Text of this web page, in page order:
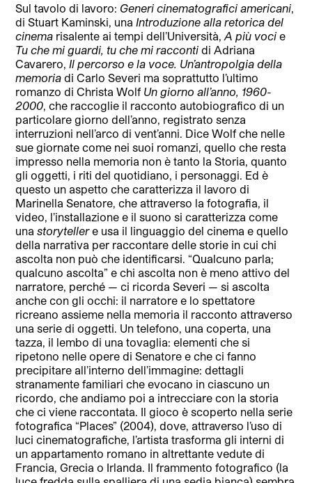
Sul tavolo di lavoro: Generi cinematografici americani
di Stuart Kaminski, una Introduzione alla retorica del
cinema risalente ai tempi dell’Università,A più vocie
Tu che mi guardi, tu che mi racconti di Adriana
Cavarero, Il percorso e la voce. Un’antropolgia della
memoriadi Carlo Severi ma soprattutto l’ultimo
romanzo di Christa Wolf Un giorno all’anno, 1960-
2000 , che raccoglie il racconto autobiografico di un
particolare giorno dell’anno, registrato senza
interruzioni nell’arco di vent’anni. Dice Wolf che nelle
sue giornate come nei suoi romanzi, quello che resta
impresso nella memoria non è tanto la Storia, quanto
gli oggetti, i riti del quotidiano, i personaggi. Ed è
questo un aspetto che caratterizza il lavoro di
Marinella Senatore, che attraverso la fotografia, il
video, l’installazione e il suono si caratterizza come
unastorytellere usa il linguaggio del cinema e quello
della narrativa per raccontare delle storie in cui chi
ascolta non può che identificarsi. “Qualcuno parla;
qualcuno ascolta” e chi ascolta non è meno attivo del
narratore, perché — ci ricorda Severi — si ascolta
anche con gli occhi: il narratore e lo spettatore
ricreano assieme nella memoria il racconto attraverso
una serie di oggetti. Un telefono, una coperta, una
tazza, il lembo di una tovaglia: elementi che si
ripetono nelle opere di Senatore e che ci fanno
precipitare all’interno dell’immagine: dettagli
stranamente familiari che evocano in ciascuno un
ricordo, che andiamo poi a intrecciare con la storia
che ci viene raccontata. Il gioco è scoperto nella serie
fotografica “Places” (2004), dove, attraverso l’uso di
luci cinematografiche, l’artista trasforma gli interni di
un appartamento romano in altrettante vedute di
Francia, Grecia o Irlanda. Il frammento fotografico (la